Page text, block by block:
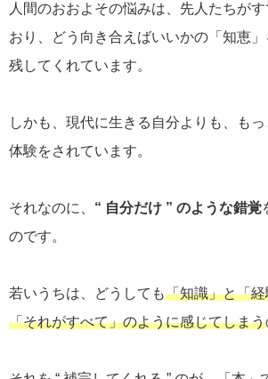
人間のおおよその悩みは、先人たちが
おり、どう向き合えばいいかの「知恵
残してくれています。
しかも、現代に生きる自分よりも、も
体験をされています。
それなのに、 “ 自分だけ ” のような錯覚
のです。
若いうちは、どうしても「知識」と「
「それがすべて」のように感じてしまう